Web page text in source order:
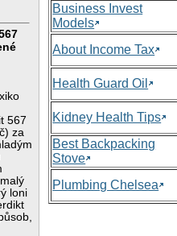
567
za
loni
Business Invest
Models
About Income Tax
Health Guard Oil
Kidney Health Tips
Best Backpacking
Stove
Plumbing Chelsea